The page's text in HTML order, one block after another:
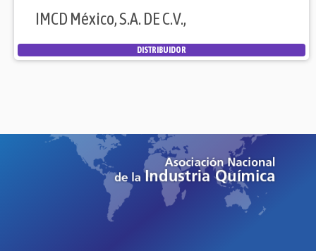
IMCD México, S.A. DE C.V.,
DISTRIBUIDOR